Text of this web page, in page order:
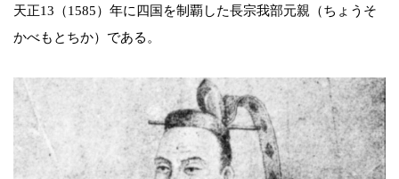
天正13（1585）年に四国を制覇した長宗我部元親（ちょうそ
かべもとちか）である。